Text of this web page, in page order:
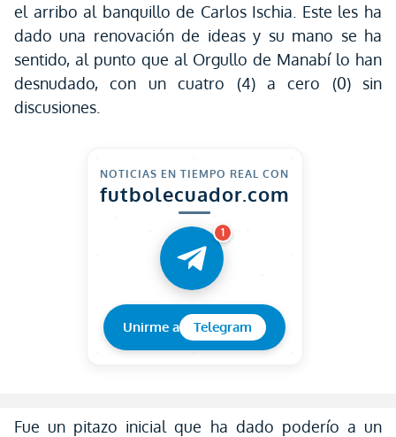
el arribo al banquillo de Carlos Ischia. Este les ha
dado una renovación de ideas y su mano se ha
sentido, al punto que al Orgullo de Manabí lo han
desnudado, con un cuatro (4) a cero (0) sin
discusiones.
NOTICIAS EN TIEMPO REAL CON
futbolecuador.com
1
Unirme a Telegram
Fue un pitazo inicial que ha dado poderío a un